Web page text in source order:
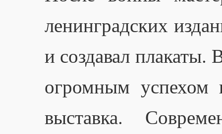
ленинградских
и создавал плакаты.
огромным успехом
выставка.